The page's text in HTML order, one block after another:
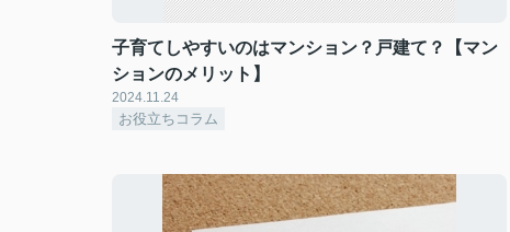
子育てしやすいのはマンション？戸建て？【マン
ションのメリット】
2024.11.24
お役立ちコラム